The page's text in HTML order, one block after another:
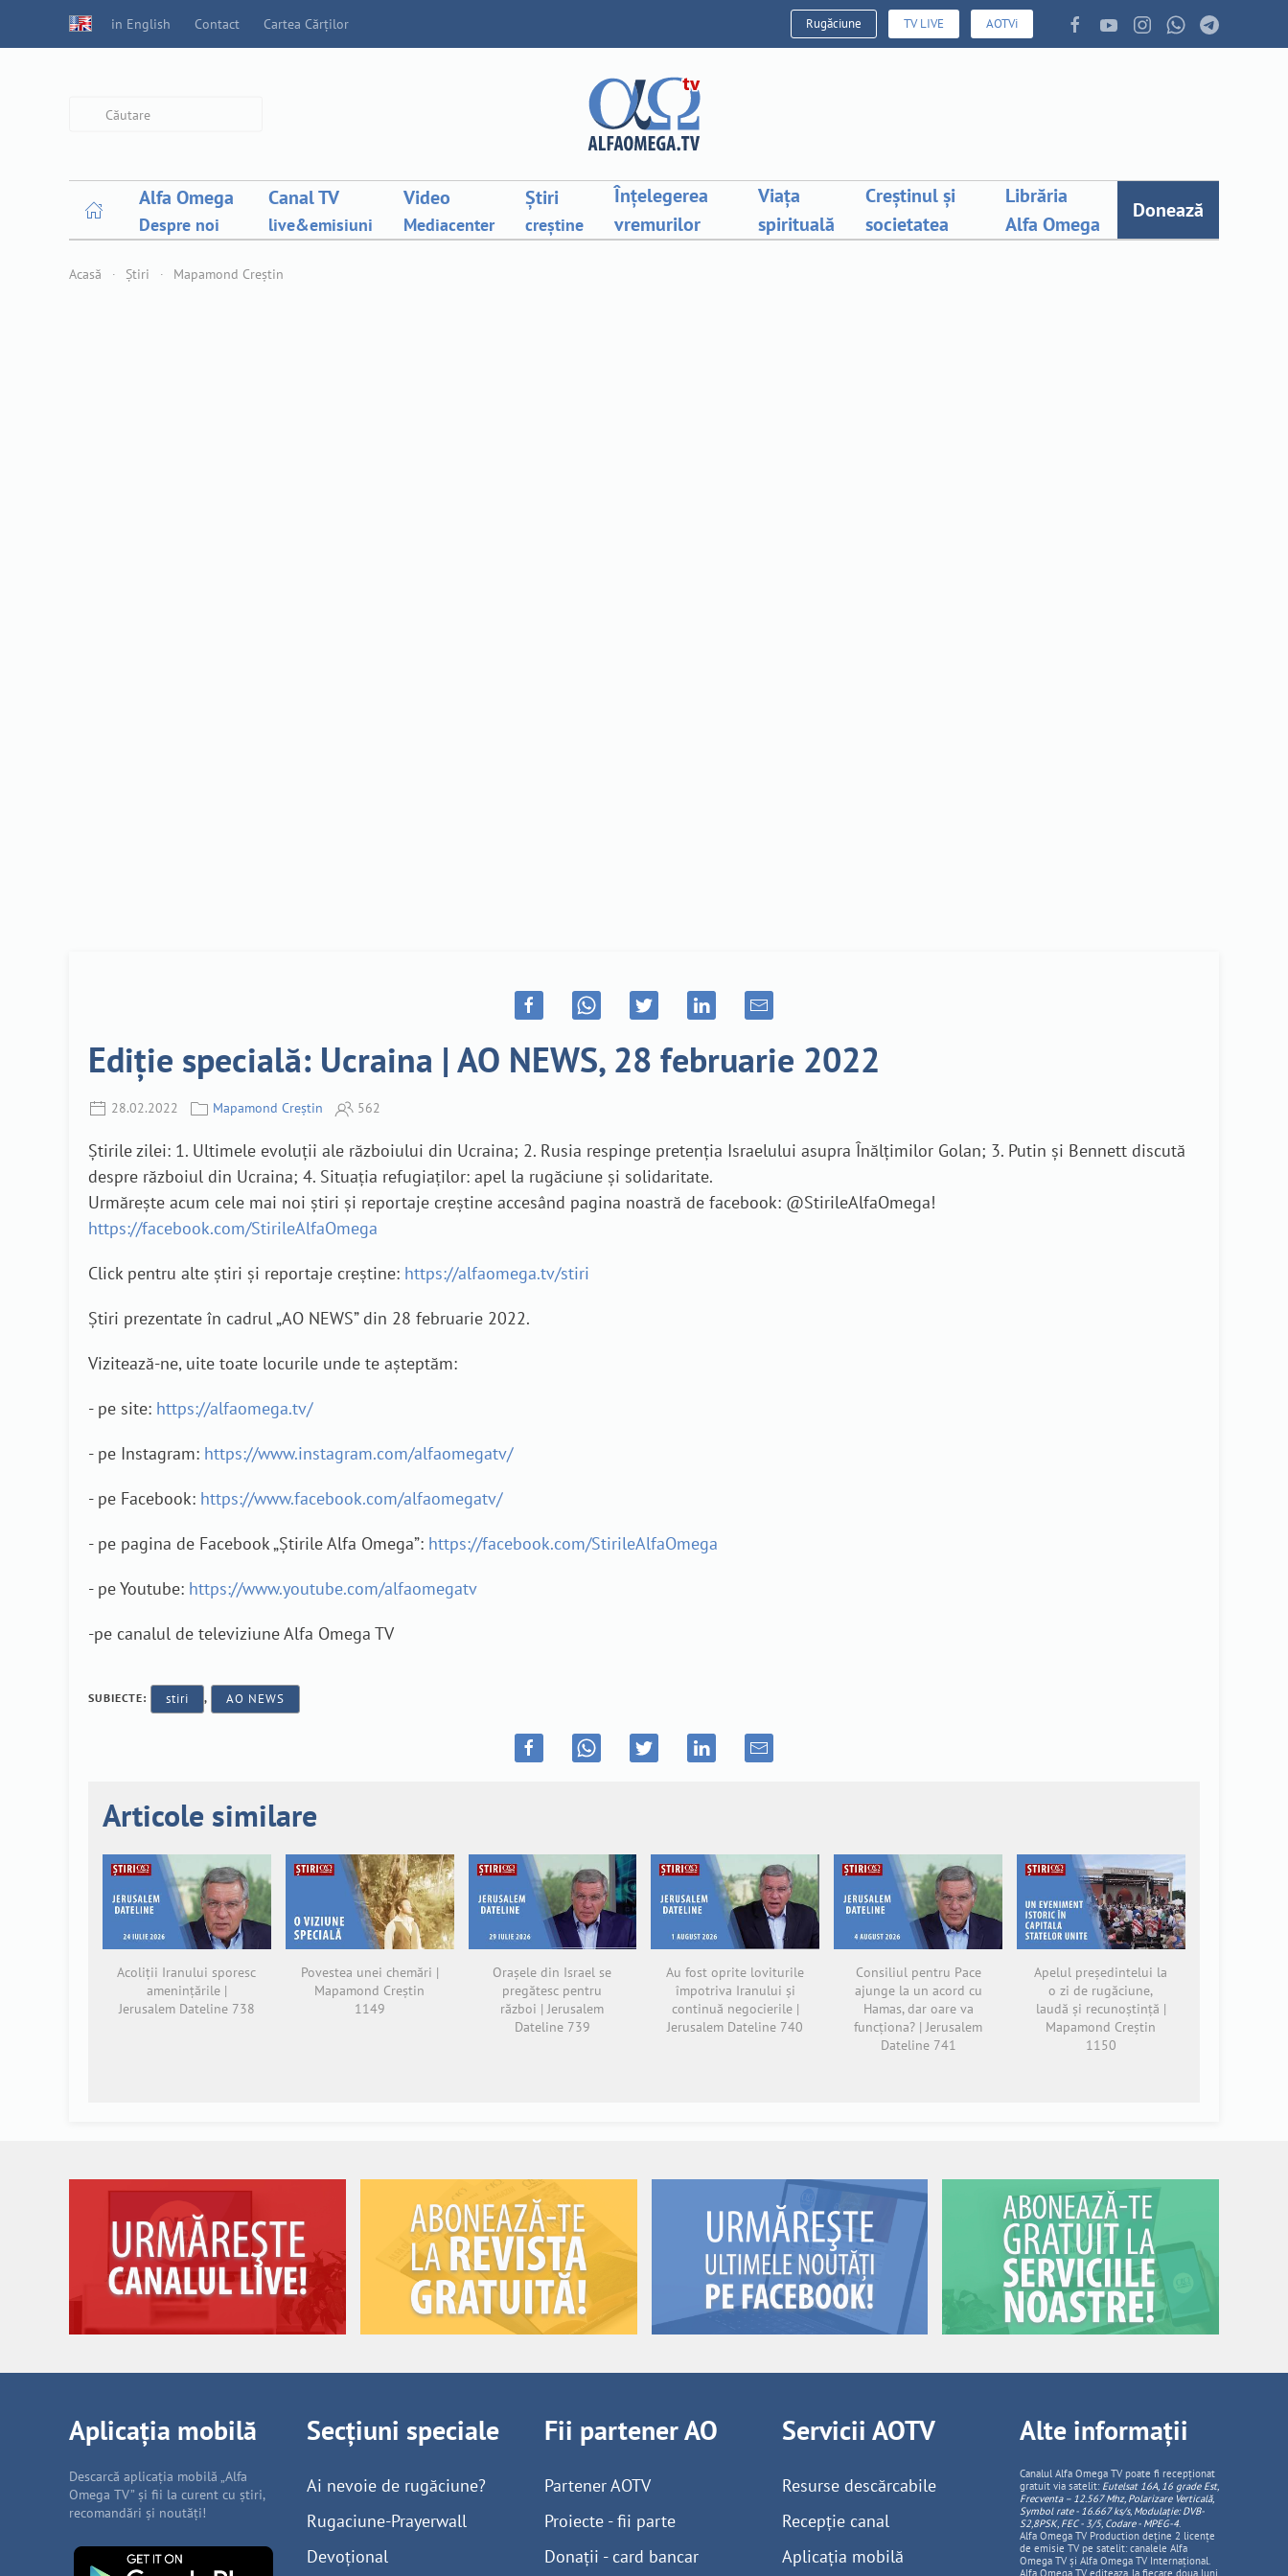
in English Contact Cartea Cărților Rugăciune TV LIVE AOTVi
Alfa Omega
Despre noi
Canal TV
live&emisiuni
Video
Mediacenter
Știri
creștine
Înțelegerea
vremurilor
Viața
spirituală
Creștinul și
societatea
Librăria
Alfa Omega
Donează
Acasă Știri Mapamond Creștin
Ediție specială: Ucraina | AO NEWS, 28 februarie 2022
28.02.2022 Mapamond Creștin 562
Știrile zilei: 1. Ultimele evoluții ale războiului din Ucraina; 2. Rusia respinge pretenția Israelului asupra Înălțimilor Golan; 3. Putin și Bennett discută
despre războiul din Ucraina; 4. Situația refugiaților: apel la rugăciune și solidaritate.
Urmărește acum cele mai noi știri și reportaje creștine accesând pagina noastră de facebook: @StirileAlfaOmega!
https://facebook.com/StirileAlfaOmega
Click pentru alte știri și reportaje creștine: https://alfaomega.tv/stiri
Știri prezentate în cadrul „AO NEWS” din 28 februarie 2022.
Vizitează-ne, uite toate locurile unde te așteptăm:
- pe site: https://alfaomega.tv/
- pe Instagram: https://www.instagram.com/alfaomegatv/
- pe Facebook: https://www.facebook.com/alfaomegatv/
- pe pagina de Facebook „Știrile Alfa Omega”: https://facebook.com/StirileAlfaOmega
- pe Youtube: https://www.youtube.com/alfaomegatv
-pe canalul de televiziune Alfa Omega TV
SUBIECTE: stiri , AO NEWS
Articole similare
Acoliții Iranului sporesc
amenințările |
Jerusalem Dateline 738
Povestea unei chemări |
Mapamond Creștin
1149
Orașele din Israel se
pregătesc pentru
război | Jerusalem
Dateline 739
Au fost oprite loviturile
împotriva Iranului și
continuă negocierile |
Jerusalem Dateline 740
Consiliul pentru Pace
ajunge la un acord cu
Hamas, dar oare va
funcționa? | Jerusalem
Dateline 741
Apelul președintelui la
o zi de rugăciune,
laudă și recunoștință |
Mapamond Creștin
1150
Aplicația mobilă
Descarcă aplicația mobilă „Alfa
Omega TV” și fii la curent cu știri,
recomandări și noutăți!
Secțiuni speciale
Ai nevoie de rugăciune?
Rugaciune-Prayerwall
Devoțional
Fii partener AO
Partener AOTV
Proiecte - fii parte
Donații - card bancar
Servicii AOTV
Resurse descărcabile
Recepție canal
Aplicația mobilă
Alte informații
Canalul Alfa Omega TV poate fi recepționat
gratuit via satelit: Eutelsat 16A, 16 grade Est,
Frecventa – 12.567 Mhz, PolarizareVerticală,
Symbol rate - 16.667 ks/s, Modulație: DVB-
S2,8PSK, FEC - 3/5, Codare - MPEG-4.
Alfa Omega TV Production deține 2 licențe
de emisie TV pe satelit: canalele Alfa
Omega TV și Alfa Omega TV Internațional.
Alfa Omega TV editeaza, la fiecare doua luni,